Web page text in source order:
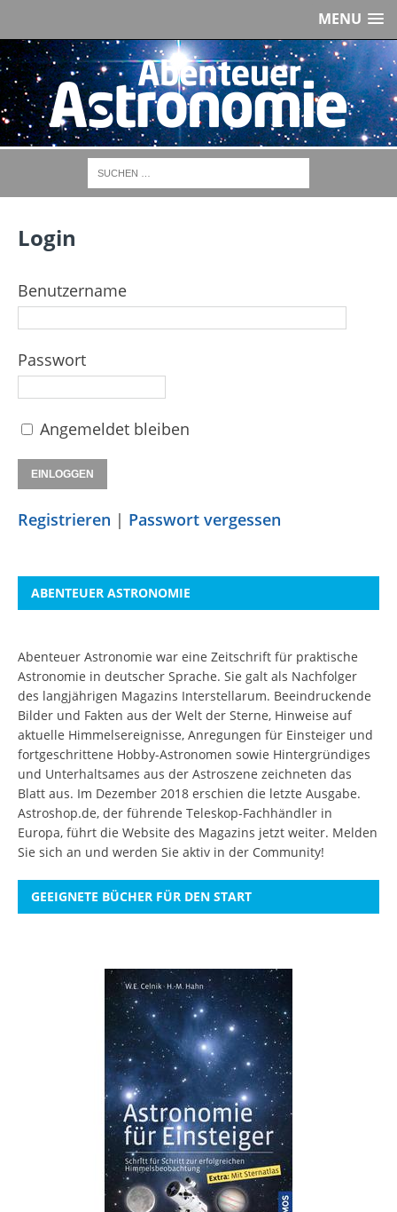
MENU
Login
Benutzername
Passwort
Angemeldet bleiben
Registrieren | Passwort vergessen
ABENTEUER ASTRONOMIE
Abenteuer Astronomie war eine Zeitschrift für praktische
Astronomie in deutscher Sprache. Sie galt als Nachfolger
des langjährigen Magazins Interstellarum. Beeindruckende
Bilder und Fakten aus der Welt der Sterne, Hinweise auf
aktuelle Himmelsereignisse, Anregungen für Einsteiger und
fortgeschrittene Hobby-Astronomen sowie Hintergründiges
und Unterhaltsames aus der Astroszene zeichneten das
Blatt aus. Im Dezember 2018 erschien die letzte Ausgabe.
Astroshop.de, der führende Teleskop-Fachhändler in
Europa, führt die Website des Magazins jetzt weiter. Melden
Sie sich an und werden Sie aktiv in der Community!
GEEIGNETE BÜCHER FÜR DEN START